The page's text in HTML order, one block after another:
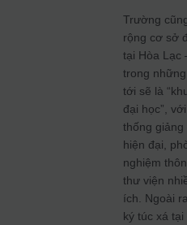
Trường
rộng cơ sở
tại Hòa Lạc
trong
tới sẽ là
đại học”,
thống
hiện đại,
nghiệm
thư viện
ích. Ngoài
ký túc xá